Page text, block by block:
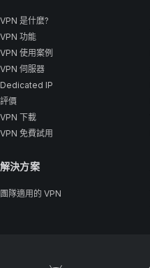
VPN 是什麼?
VPN 功能
VPN 使用案例
VPN 伺服器
Dedicated IP
評價
VPN 下載
VPN 免費試用
解決方案
團隊適用的 VPN